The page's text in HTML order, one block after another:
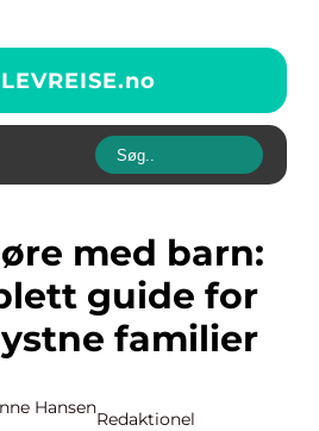
no
guide for
familier
Hansen
Redaktionel